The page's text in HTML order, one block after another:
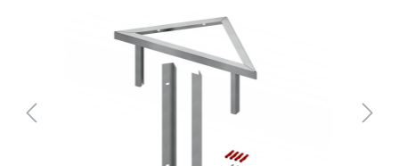
Bildergalerie überspringen